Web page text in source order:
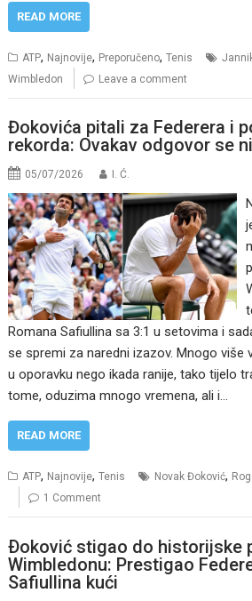
READ MORE
ATP, Najnovije, Preporučeno,Tenis
Wimbledon Leave a comment
Đokovića pitali za Federera i
rekorda: Ovakav odgovor se
05/07/2026 I. Ć.
Romana Safiullina sa 3:1 u setovima i
se spremi za naredni izazov. Mnogo više
u oporavku nego ikada ranije, tako tijelo
tome, oduzima mnogo vremena, ali i…
READ MORE
ATP, Najnovije,Tenis Novak Đoković,
1 Comment
Ðoković stigao do historijske
Wimbledonu: Prestigao
Safiullina kući